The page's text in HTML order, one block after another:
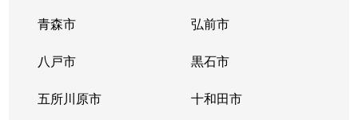
青森市 弘前市
八戸市 黒石市
五所川原市 十和田市